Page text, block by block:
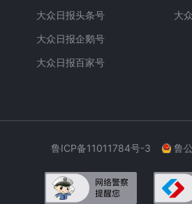
大众日报头条号
大众日报企鹅号
大众日报百家号
大
鲁ICP备11011784号-3 鲁